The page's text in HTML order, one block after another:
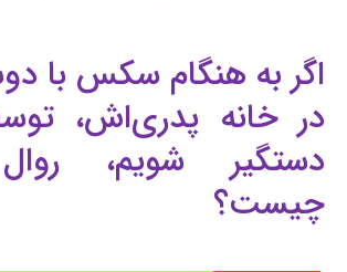
اگر به هنگام سکس با
در خانه پدری‌اش،
دستگیر شویم،
چیست؟